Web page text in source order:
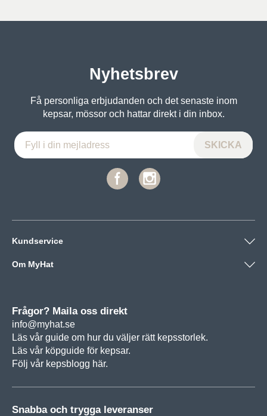
Nyhetsbrev
Få personliga erbjudanden och det senaste inom
kepsar, mössor och hattar direkt i din inbox.
Kundservice
Om MyHat
Frågor? Maila oss direkt
info@myhat.se
Läs vår guide om hur du väljer rätt kepsstorlek.
Läs vår köpguide för kepsar.
Följ vår kepsblogg här.
Snabba och trygga leveranser